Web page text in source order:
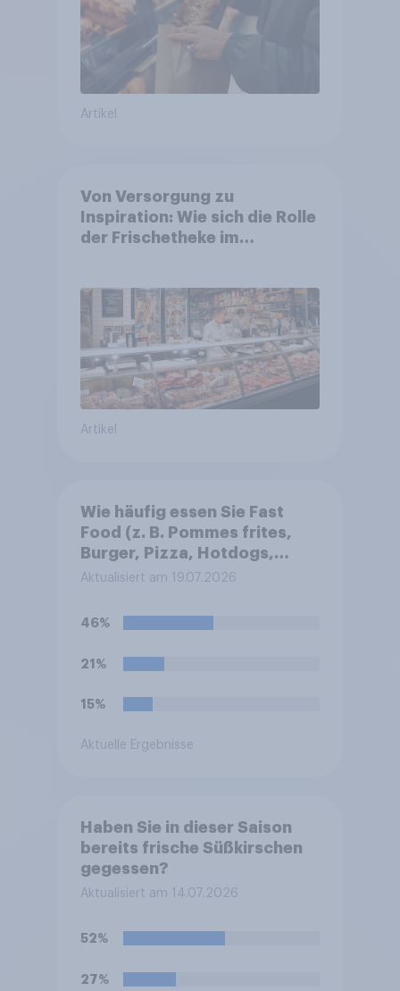
Artikel
Von Versorgung zu
Inspiration: Wie sich die Rolle
der Frischetheke im
Artikel
Wie häufig essen Sie Fast
Food (z. B. Pommes frites,
Burger, Pizza, Hotdogs,
Chicken Nuggets oder
Aktualisiert am 19.07.2026
46%
21%
15%
Aktuelle Ergebnisse
Haben Sie in dieser Saison
bereits frische Süßkirschen
gegessen?
Aktualisiert am 14.07.2026
52%
27%